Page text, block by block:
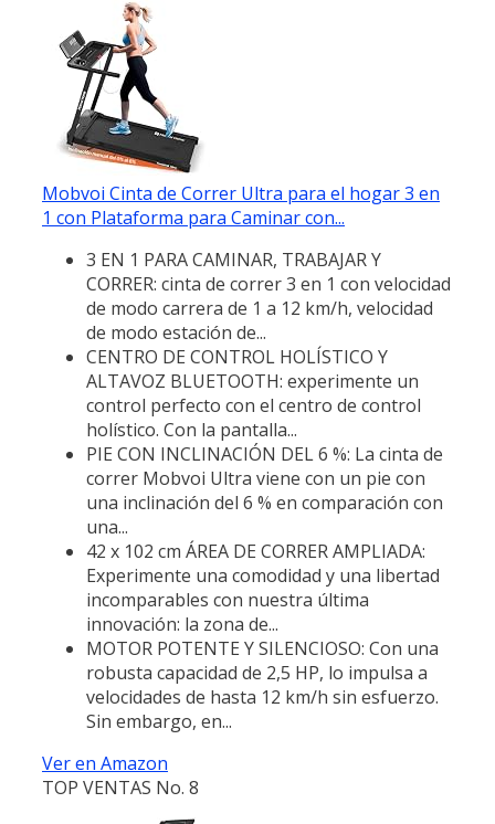
Mobvoi Cinta de Correr Ultra para el hogar 3 en
1 con Plataforma para Caminar con...
3 EN 1 PARA CAMINAR, TRABAJAR Y
CORRER: cinta de correr 3 en 1 con velocidad
de modo carrera de 1 a 12 km/h, velocidad
de modo estación de...
CENTRO DE CONTROL HOLÍSTICO Y
ALTAVOZ BLUETOOTH: experimente un
control perfecto con el centro de control
holístico. Con la pantalla...
PIE CON INCLINACIÓN DEL 6 %: La cinta de
correr Mobvoi Ultra viene con un pie con
una inclinación del 6 % en comparación con
una...
42 x 102 cm ÁREA DE CORRER AMPLIADA:
Experimente una comodidad y una libertad
incomparables con nuestra última
innovación: la zona de...
MOTOR POTENTE Y SILENCIOSO: Con una
robusta capacidad de 2,5 HP, lo impulsa a
velocidades de hasta 12 km/h sin esfuerzo.
Sin embargo, en...
Ver en Amazon
TOP VENTAS No. 8